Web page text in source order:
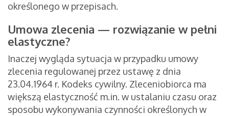
określonego w przepisach.
Umowa zlecenia — rozwiązanie w pełni
elastyczne?
Inaczej wygląda sytuacja w przypadku umowy
zlecenia regulowanej przez ustawę z dnia
23.04.1964 r. Kodeks cywilny. Zleceniobiorca ma
większą elastyczność m.in. w ustalaniu czasu oraz
sposobu wykonywania czynności określonych w